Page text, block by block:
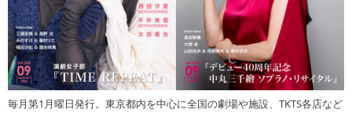
毎月第1月曜日発行。東京都内を中心に全国の劇場や施設、TKTS各店など